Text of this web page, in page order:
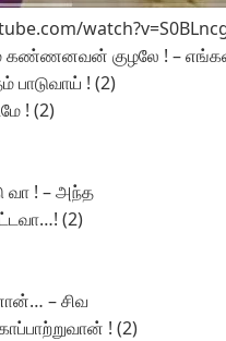
கண்ணனவன் குழலே ! –
பாடுவாய் ! (2)
! (2)
வா ! – அந்த‌
(2)
– சிவ‌
! (2)